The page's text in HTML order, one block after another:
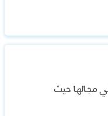
مجالها حيث